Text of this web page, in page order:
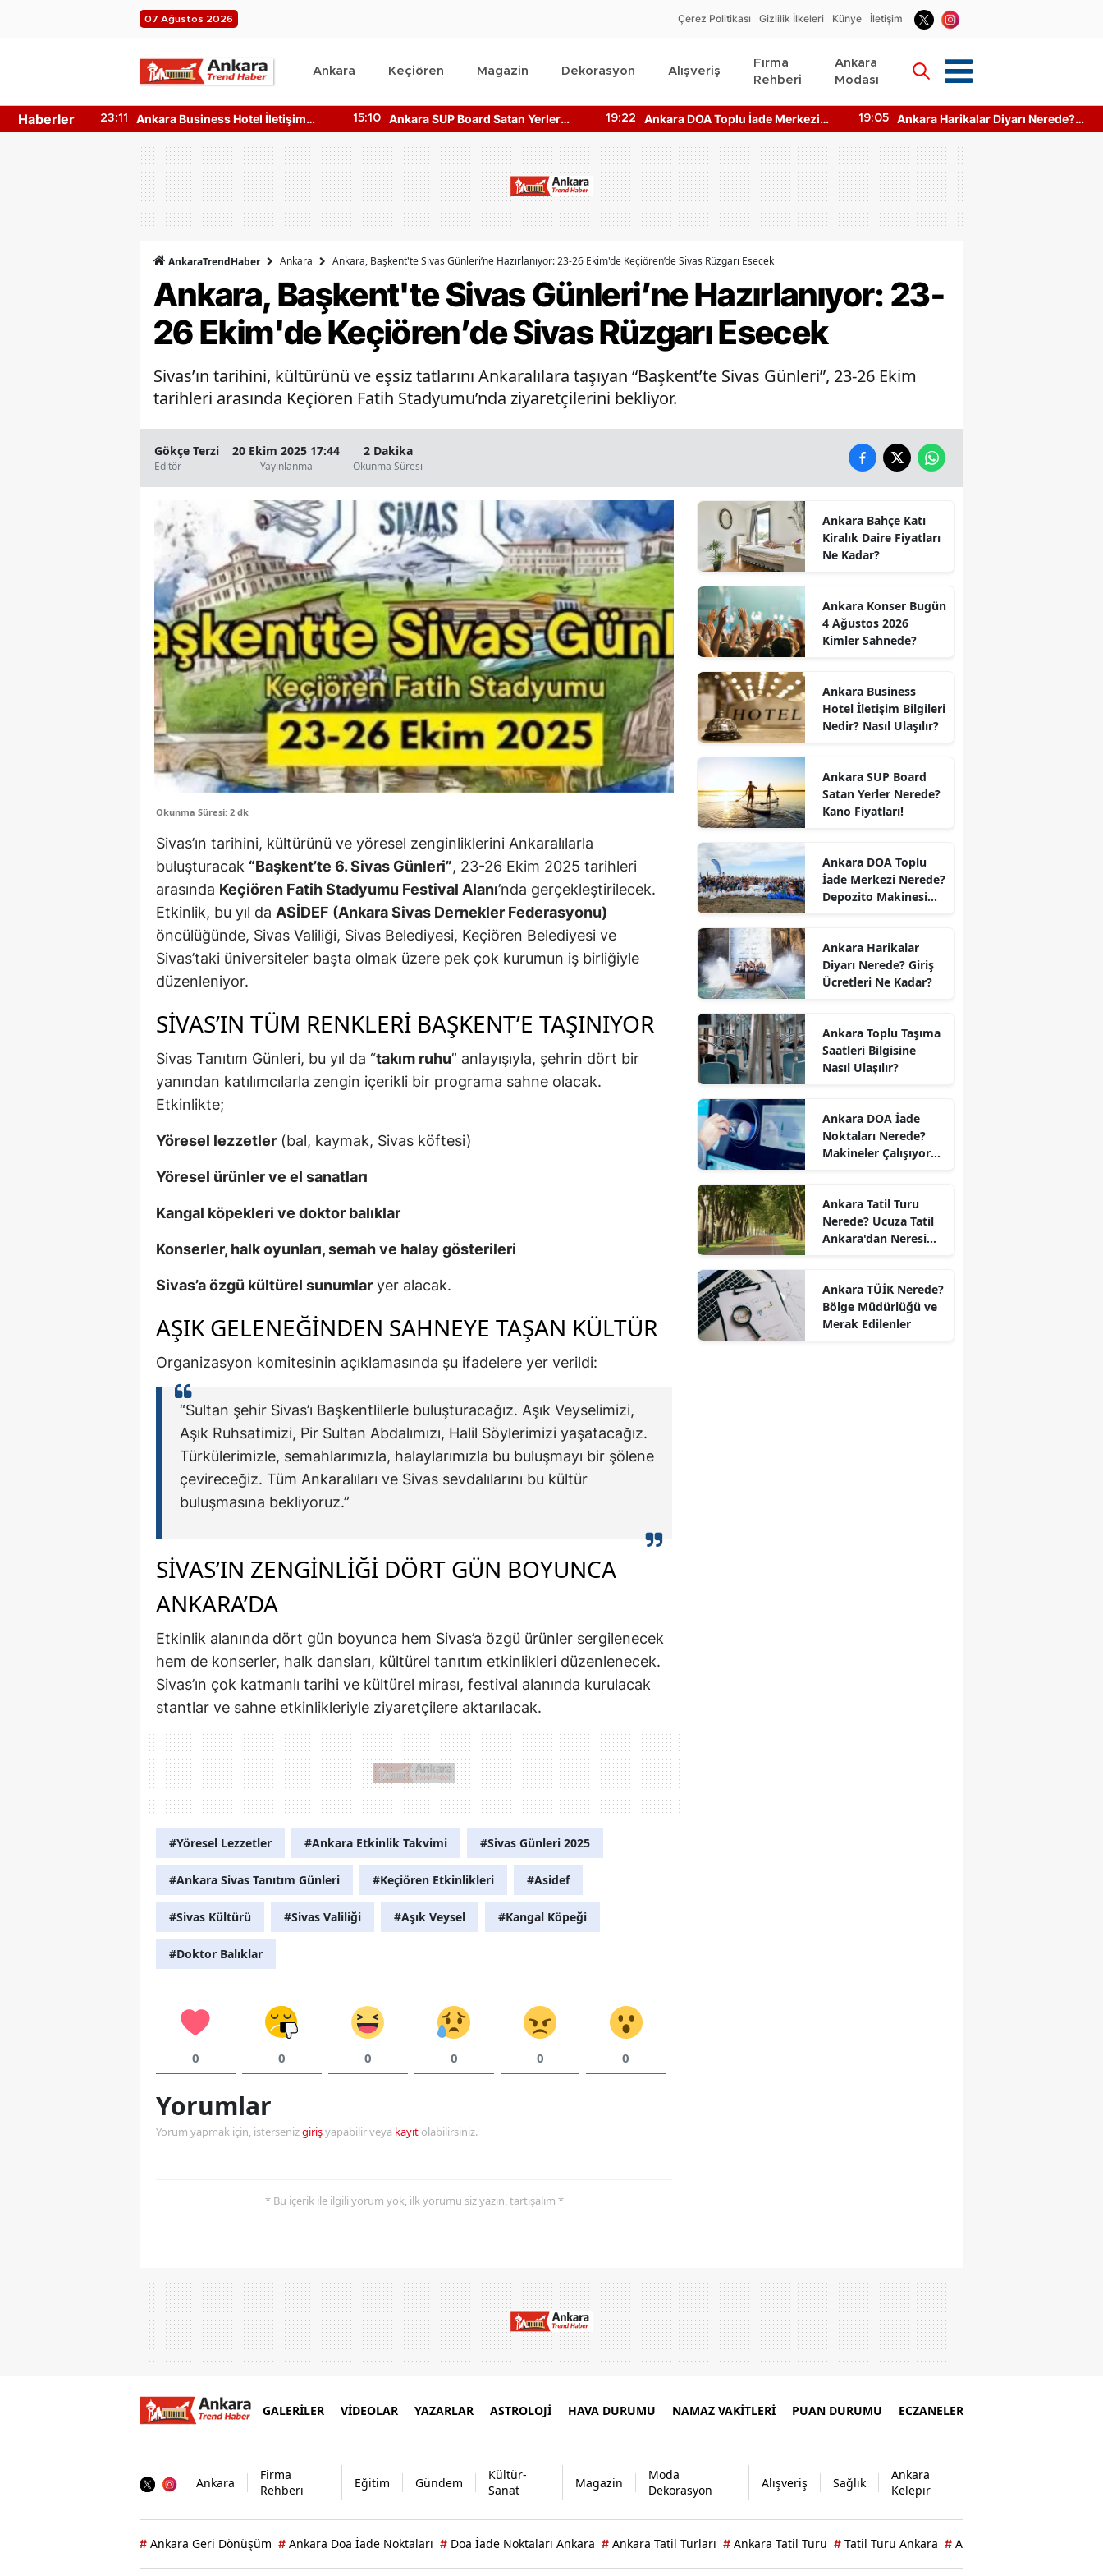
07 Ağustos 2026 Çerez Politikası Gizlilik İlkeleri Künye İletişim
Ankara Keçiören Magazin Dekorasyon Alışveriş
Firma
Rehberi
Ankara
Modası
Haberler
4 Ağustos
23:11
Ankara Business Hotel İletişim
Bilgileri Nedir? Nasıl Ulaşılır?
15:10
Ankara SUP Board Satan Yerler
Nerede? Kano Fiyatları!
19:22
Ankara DOA Toplu İade Merkezi
Nerede? Depozito Makinesi
Nerede?
19:05
Ankara Harikalar Diyarı Nerede?
Giriş Ücretleri Ne Kadar?
AnkaraTrendHaber Ankara Ankara, Başkent'te Sivas Günleri’ne Hazırlanıyor: 23-26 Ekim'de Keçiören’de Sivas Rüzgarı Esecek
Ankara, Başkent'te Sivas Günleri’ne Hazırlanıyor: 23-
26 Ekim'de Keçiören’de Sivas Rüzgarı Esecek
Sivas’ın tarihini, kültürünü ve eşsiz tatlarını Ankaralılara taşıyan “Başkent’te Sivas Günleri”, 23-26 Ekim
tarihleri arasında Keçiören Fatih Stadyumu’nda ziyaretçilerini bekliyor.
Gökçe Terzi
Editör
20 Ekim 2025 17:44
Yayınlanma
2 Dakika
Okunma Süresi
Okunma Süresi: 2 dk
Sivas’ın tarihini, kültürünü ve yöresel zenginliklerini Ankaralılarla
buluşturacak “Başkent’te 6. Sivas Günleri”, 23-26 Ekim 2025 tarihleri
arasında Keçiören Fatih Stadyumu Festival Alanı’nda gerçekleştirilecek.
Etkinlik, bu yıl da ASİDEF (Ankara Sivas Dernekler Federasyonu)
öncülüğünde, Sivas Valiliği, Sivas Belediyesi, Keçiören Belediyesi ve
Sivas’taki üniversiteler başta olmak üzere pek çok kurumun iş birliğiyle
düzenleniyor.
SIVAS’IN TÜM RENKLERI BAŞKENT’E TAŞINIYOR
Sivas Tanıtım Günleri, bu yıl da “takım ruhu” anlayışıyla, şehrin dört bir
yanından katılımcılarla zengin içerikli bir programa sahne olacak.
Etkinlikte;
Yöresel lezzetler (bal, kaymak, Sivas köftesi)
Yöresel ürünler ve el sanatları
Kangal köpekleri ve doktor balıklar
Konserler, halk oyunları, semah ve halay gösterileri
Sivas’a özgü kültürel sunumlar yer alacak.
AŞIK GELENEĞINDEN SAHNEYE TAŞAN KÜLTÜR
Organizasyon komitesinin açıklamasında şu ifadelere yer verildi:
“Sultan şehir Sivas’ı Başkentlilerle buluşturacağız. Aşık Veyselimizi,
Aşık Ruhsatimizi, Pir Sultan Abdalımızı, Halil Söylerimizi yaşatacağız.
Türkülerimizle, semahlarımızla, halaylarımızla bu buluşmayı bir şölene
çevireceğiz. Tüm Ankaralıları ve Sivas sevdalılarını bu kültür
buluşmasına bekliyoruz.”
SIVAS’IN ZENGINLIĞI DÖRT GÜN BOYUNCA
ANKARA’DA
Etkinlik alanında dört gün boyunca hem Sivas’a özgü ürünler sergilenecek
hem de konserler, halk dansları, kültürel tanıtım etkinlikleri düzenlenecek.
Sivas’ın çok katmanlı tarihi ve kültürel mirası, festival alanında kurulacak
stantlar ve sahne etkinlikleriyle ziyaretçilere aktarılacak.
#Yöresel Lezzetler #Ankara Etkinlik Takvimi #Sivas Günleri 2025
#Ankara Sivas Tanıtım Günleri #Keçiören Etkinlikleri #Asidef
#Sivas Kültürü #Sivas Valiliği #Aşık Veysel #Kangal Köpeği
#Doktor Balıklar
0 0 0 0 0 0
Yorumlar
Yorum yapmak için, istersenizgirişyapabilir veya kayıt olabilirsiniz.
* Bu içerik ile ilgili yorum yok, ilk yorumu siz yazın, tartışalım *
Ankara Bahçe Katı
Kiralık Daire Fiyatları
Ne Kadar?
Ankara Konser Bugün
4 Ağustos 2026
Kimler Sahnede?
Ankara Business
Hotel İletişim Bilgileri
Nedir? Nasıl Ulaşılır?
Ankara SUP Board
Satan Yerler Nerede?
Kano Fiyatları!
Ankara DOA Toplu
İade Merkezi Nerede?
Depozito Makinesi
Ankara Harikalar
Diyarı Nerede? Giriş
Ücretleri Ne Kadar?
Ankara Toplu Taşıma
Saatleri Bilgisine
Nasıl Ulaşılır?
Ankara DOA İade
Noktaları Nerede?
Makineler Çalışıyor
Ankara Tatil Turu
Nerede? Ucuza Tatil
Ankara'dan Neresi
Ankara TÜİK Nerede?
Bölge Müdürlüğü ve
Merak Edilenler
GALERİLER VİDEOLAR YAZARLAR ASTROLOJİ HAVA DURUMU NAMAZ VAKİTLERİ PUAN DURUMU ECZANELER
Ankara
Firma
Rehberi
Eğitim Gündem
Kültür-
Sanat
Magazin
Moda
Dekorasyon
Alışveriş Sağlık
Ankara
Kelepir
# Ankara Geri Dönüşüm # Ankara Doa İade Noktaları # Doa İade Noktaları Ankara # Ankara Tatil Turları # Ankara Tatil Turu # Tatil Turu Ankara # Atatürk Orman Çiftliği